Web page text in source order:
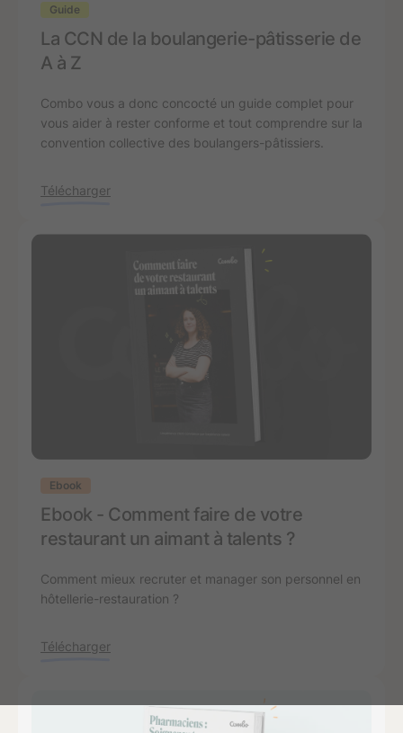
Guide
La CCN de la boulangerie-pâtisserie de
A à Z
Combo vous a donc concocté un guide complet pour
vous aider à rester conforme et tout comprendre sur la
convention collective des boulangers-pâtissiers.
Télécharger
Ebook
Ebook - Comment faire de votre
restaurant un aimant à talents ?
Comment mieux recruter et manager son personnel en
hôtellerie-restauration ?
Télécharger